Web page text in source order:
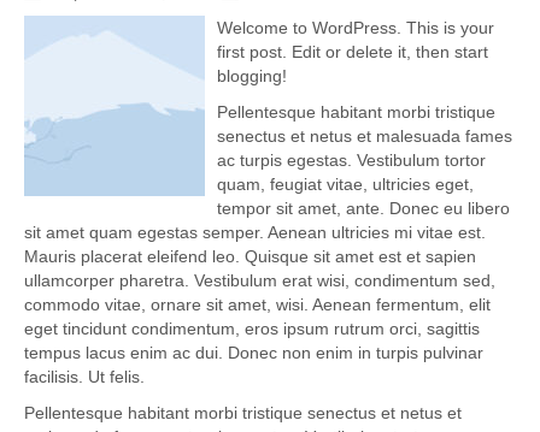
Welcome to WordPress. This is your
first post. Edit or delete it, then start
blogging!
Pellentesque habitant morbi tristique
senectus et netus et malesuada fames
ac turpis egestas. Vestibulum tortor
quam, feugiat vitae, ultricies eget,
tempor sit amet, ante. Donec eu libero
sit amet quam egestas semper. Aenean ultricies mi vitae est.
Mauris placerat eleifend leo. Quisque sit amet est et sapien
ullamcorper pharetra. Vestibulum erat wisi, condimentum sed,
commodo vitae, ornare sit amet, wisi. Aenean fermentum, elit
eget tincidunt condimentum, eros ipsum rutrum orci, sagittis
tempus lacus enim ac dui. Donec non enim in turpis pulvinar
facilisis. Ut felis.
Pellentesque habitant morbi tristique senectus et netus et